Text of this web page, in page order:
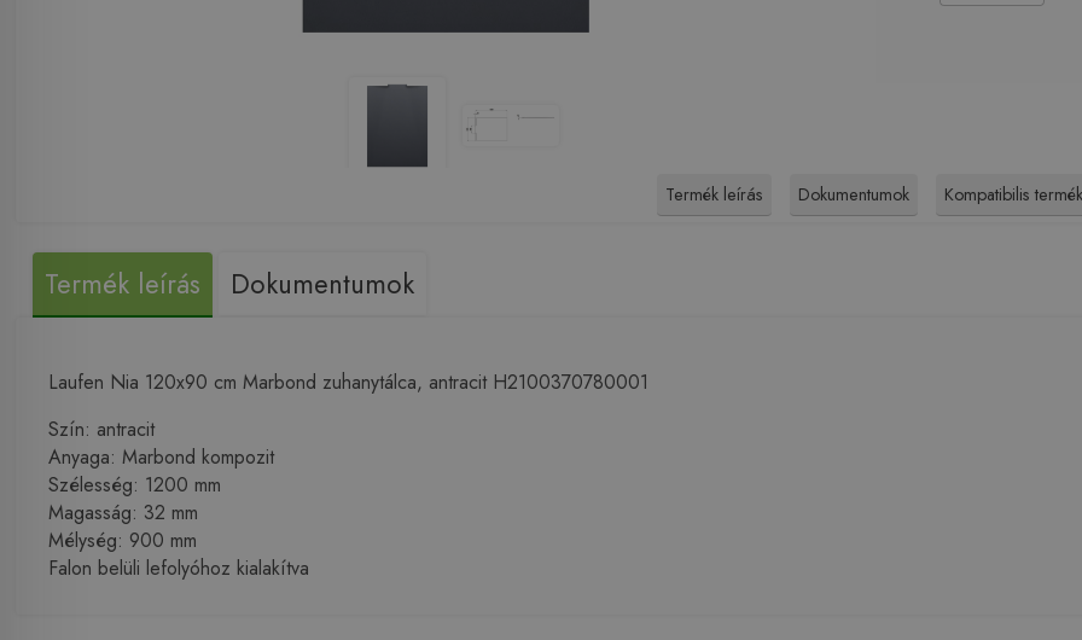
Termék leírás Dokumentumok Kompatibilis
Termék leírás Dokumentumok
Laufen Nia 120x90 cm Marbond zuhanytálca, antracit H2100370780001
Szín: antracit
Anyaga: Marbond kompozit
Szélesség: 1200 mm
Magasság: 32 mm
Mélység: 900 mm
Falon belüli lefolyóhoz kialakítva